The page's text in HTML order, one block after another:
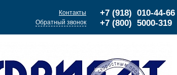
+7 (918) 010-44-66
+7 (800) 5000-319
Контакты
Обратный звонок